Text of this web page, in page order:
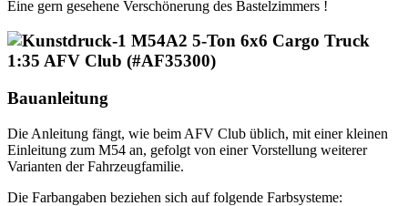
Eine gern gesehene Verschönerung des Bastelzimmers !
Bauanleitung
Die Anleitung fängt, wie beim AFV Club üblich, mit einer kleinen
Einleitung zum M54 an, gefolgt von einer Vorstellung weiterer
Varianten der Fahrzeugfamilie.
Die Farbangaben beziehen sich auf folgende Farbsysteme: